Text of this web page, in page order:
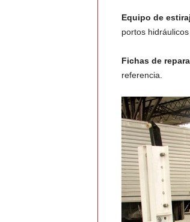
Equipo de
portos
Fichas de
referencia.